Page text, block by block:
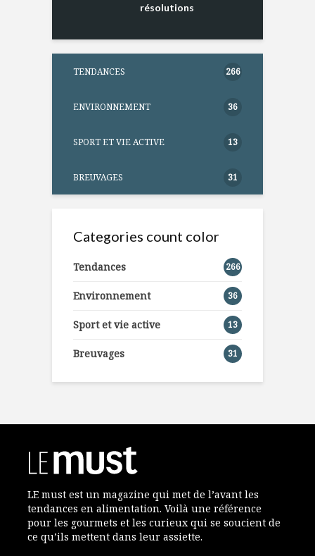
résolutions
TENDANCES 266
ENVIRONNEMENT 36
SPORT ET VIE ACTIVE 13
BREUVAGES 31
Categories count color
Tendances 266
Environnement 36
Sport et vie active 13
Breuvages 31
LE must est un magazine qui met de l’avant les
tendances en alimentation. Voilà une référence
pour les gourmets et les curieux qui se soucient de
ce qu’ils mettent dans leur assiette.